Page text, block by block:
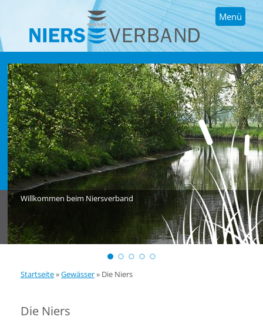
Menü
Willkommen beim Niersverband
Startseite»Gewässer» Die Niers
Die Niers